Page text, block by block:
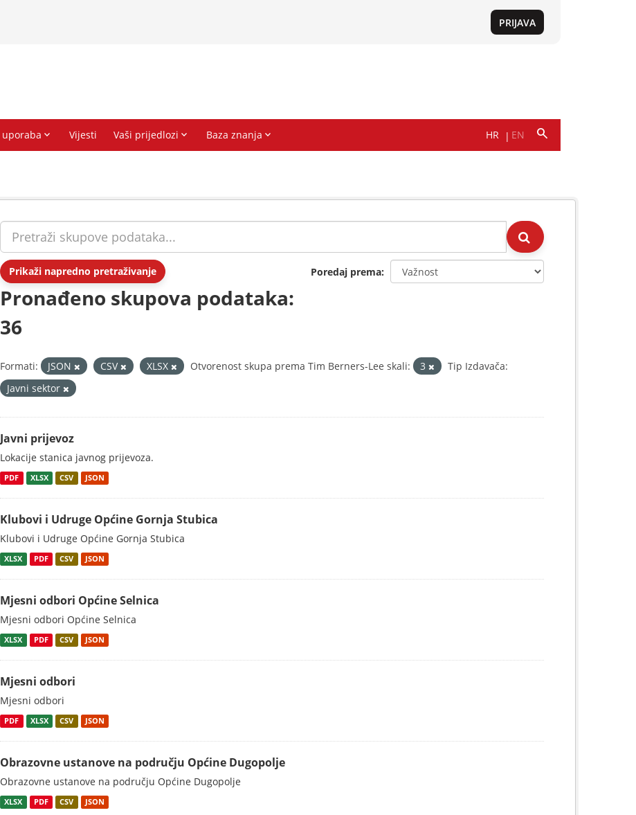
Prikaži napredno pretraživanje Poredaj prema
Pronađeno skupova podataka:
36
Formati: JSON CSV XLSX Otvorenost skupa prema Tim Berners-Lee skali: 3
Tip Izdavača:
Javni sektor
Javni prijevoz
Lokacije stanica javnog prijevoza.
PDF XLSX CSV JSON
Klubovi i Udruge Općine Gornja Stubica
Klubovi i Udruge Općine Gornja Stubica
XLSX PDF CSV JSON
Mjesni odbori Općine Selnica
Mjesni odbori Općine Selnica
XLSX PDF CSV JSON
Mjesni odbori
Mjesni odbori
PDF XLSX CSV JSON
Obrazovne ustanove na području Općine Dugopolje
Obrazovne ustanove na području Općine Dugopolje
XLSX PDF CSV JSON